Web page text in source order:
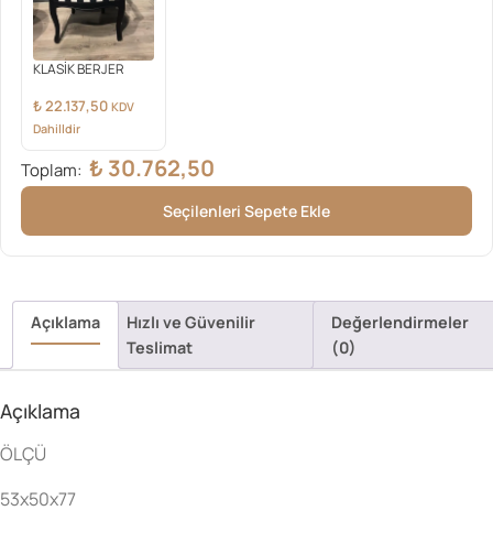
KLASİK BERJER
₺22.137,50 KDV
Dahilldir
Toplam: ₺ 30.762,50
Seçilenleri Sepete Ekle
Açıklama
Hızlı ve Güvenilir
Teslimat
Değerlendirmeler
(0)
Açıklama
ÖLÇÜ
53x50x77